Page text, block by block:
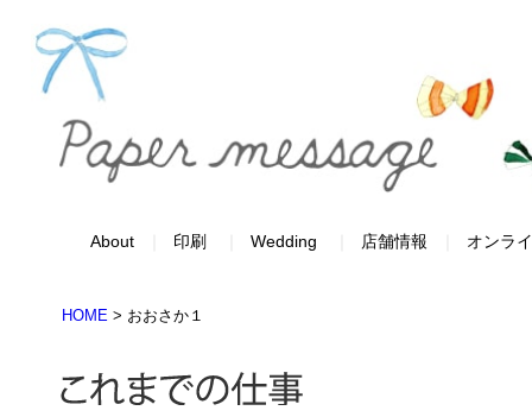
About 印刷 Wedding 店舗情報 オンラ
HOME > おおさか１